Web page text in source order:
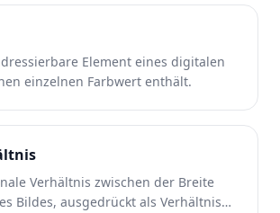
Element eines digitalen
einzelnen Farbwert enthält.
Verhältnis zwischen der Breite
Bildes, ausgedrückt als Verhältnis